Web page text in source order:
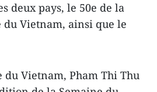
deux pays, le 50e de la
Vietnam, ainsi que le
Vietnam, Pham Thi Thu